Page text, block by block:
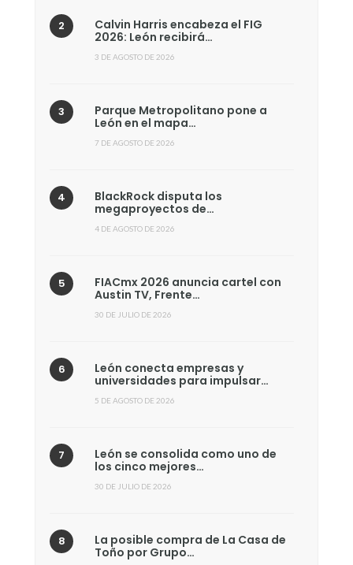
Calvin Harris encabeza el FIG
2026: León recibirá…
3 DE AGOSTO DE 2026
Parque Metropolitano pone a
León en el mapa…
7 DE AGOSTO DE 2026
BlackRock disputa los
megaproyectos de…
4 DE AGOSTO DE 2026
FIACmx 2026 anuncia cartel con
Austin TV, Frente…
30 DE JULIO DE 2026
León conecta empresas y
universidades para impulsar…
5 DE AGOSTO DE 2026
León se consolida como uno de
los cinco mejores…
30 DE JULIO DE 2026
La posible compra de La Casa de
Toño por Grupo…